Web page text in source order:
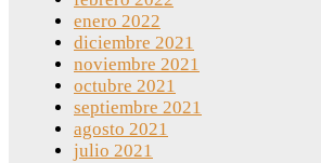
enero 2022
diciembre 2021
noviembre 2021
octubre 2021
septiembre 2021
agosto 2021
julio 2021